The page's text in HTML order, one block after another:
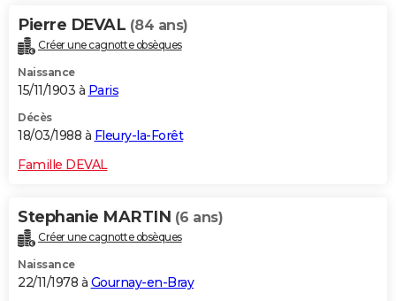
Pierre DEVAL (84 ans)
Créer une cagnotte obsèques
Naissance
15/11/1903 à Paris
Décès
18/03/1988 à Fleury-la-Forêt
Famille DEVAL
Stephanie MARTIN (6 ans)
Créer une cagnotte obsèques
Naissance
22/11/1978 à Gournay-en-Bray